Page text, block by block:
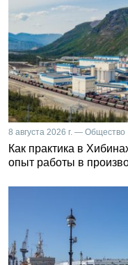
8 августа 2026 г. — Общество
Как практика в
опыт работы в